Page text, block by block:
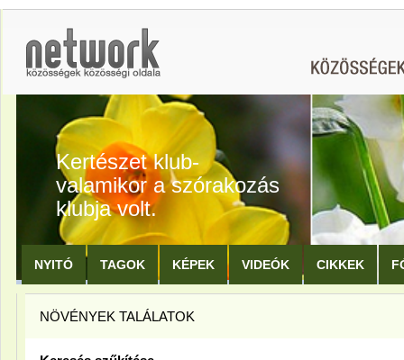
Kertészet klub-
valamikor a szórakozás
klubja volt.
NYITÓ TAGOK KÉPEK VIDEÓK CIKKEK
NÖVÉNYEK TALÁLATOK